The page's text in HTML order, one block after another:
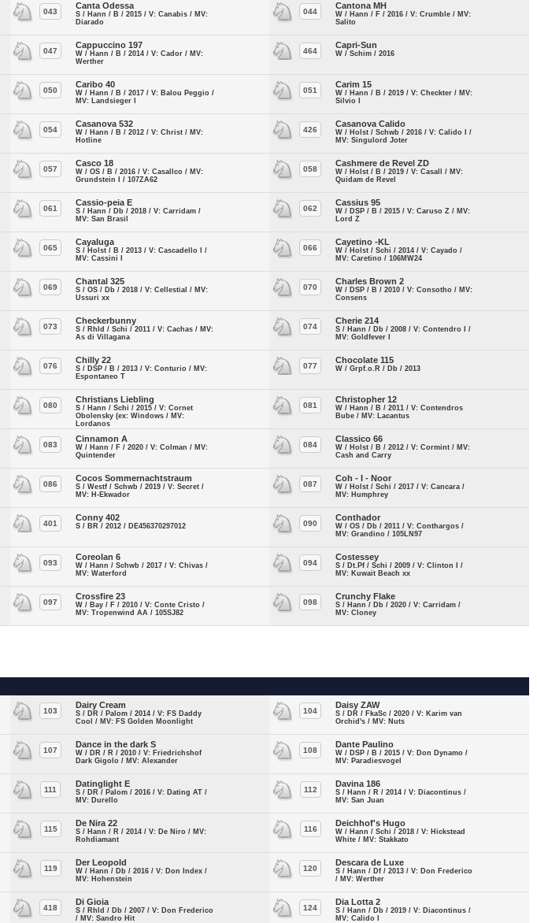
043
Canta Odessa
S / Hann / B / 2015 / V: Canabis / MV:
Diarado
044
Cantona MH
W / Hann / F / 2016 / V: Crumble / MV:
Salito
047
Cappuccino 197
W / Hann / B / 2014 / V: Cador / MV:
Werther
464
Capri-Sun
W / Schim / 2016
050
Caribo 40
W / Hann / B / 2017 / V: Balou Peggio /
MV: Landsieger I
051
Carim 15
W / Hann / B / 2019 / V: Checkter / MV:
Silvio I
054
Casanova 532
W / Hann / B / 2012 / V: Christ / MV:
Hotline
426
Casanova Calido
W / Holst / Schwb / 2016 / V: Calido I /
MV: Singulord Joter
057
Casco 18
W / OS / B / 2016 / V: Casallco / MV:
Grundstein I / 107ZA62
058
Cashmere de Revel ZD
W / Holst / B / 2019 / V: Casall / MV:
Quidam de Revel
061
Cassio-peia E
S / Hann / Db / 2018 / V: Carridam /
MV: San Brasil
062
Cassius 95
W / DSP / B / 2015 / V: Caruso Z / MV:
Lord Z
065
Cayaluga
S / Holst / B / 2013 / V: Cascadello I /
MV: Cassini I
066
Cayetino -KL
W / Holst / Schi / 2014 / V: Cayado /
MV: Caretino / 106MW24
069
Chantal 325
S / OS / Db / 2018 / V: Cellestial / MV:
Ussuri xx
070
Charles Brown 2
W / DSP / B / 2010 / V: Consotho / MV:
Consens
073
Checkerbunny
S / Rhld / Schi / 2011 / V: Cachas / MV:
As di Villagana
074
Cherie 214
S / Hann / Db / 2008 / V: Contendro I /
MV: Goldfever I
076
Chilly 22
S / DSP / B / 2013 / V: Conturio / MV:
Espontaneo T
077
Chocolate 115
W / Grpf.o.R / Db / 2013
080
Christians Liebling
S / Hann / Schi / 2015 / V: Cornet
Obolensky (ex: Windows / MV:
Lordanos
081
Christopher 12
W / Hann / B / 2011 / V: Contendros
Bube / MV: Lacantus
083
Cinnamon A
W / Hann / F / 2020 / V: Colman / MV:
Quintender
084
Classico 66
W / Holst / B / 2012 / V: Cormint / MV:
Cash and Carry
086
Cocos Sommernachtstraum
S / Westf / Schwb / 2019 / V: Secret /
MV: H-Ekwador
087
Coh - I - Noor
W / Holst / Schi / 2017 / V: Cancara /
MV: Humphrey
401
Conny 402
S / BR / 2012 / DE456370297012 090
Conthador
W / OS / Db / 2011 / V: Conthargos /
MV: Grandino / 105LN97
093
Coreolan 6
W / Hann / Schwb / 2017 / V: Chivas /
MV: Waterford
094
Costessey
S / Dt.Pf / Schi / 2009 / V: Clinton I /
MV: Kuwait Beach xx
097
Crossfire 23
W / Bay / F / 2010 / V: Conte Cristo /
MV: Tropenwind AA / 105SJ82
098
Crunchy Flake
S / Hann / Db / 2020 / V: Carridam /
MV: Cloney
103
Dairy Cream
S / DR / Palom / 2014 / V: FS Daddy
Cool / MV: FS Golden Moonlight
104
Daisy ZAW
S / DR / FkaSc / 2020 / V: Karim van
Orchid's / MV: Nuts
107
Dance in the dark S
W / DR / R / 2010 / V: Friedrichshof
Dark Gigolo / MV: Alexander
108
Dante Paulino
W / DSP / B / 2015 / V: Don Dynamo /
MV: Paradiesvogel
111
Datinglight E
S / DR / Palom / 2016 / V: Dating AT /
MV: Durello
112
Davina 186
S / Hann / R / 2014 / V: Diacontinus /
MV: San Juan
115
De Nira 22
S / Hann / R / 2014 / V: De Niro / MV:
Rohdiamant
116
Deichhof's Hugo
W / Hann / Schi / 2018 / V: Hickstead
White / MV: Stakkato
119
Der Leopold
W / Hann / Db / 2016 / V: Don Index /
MV: Hohenstein
120
Descara de Luxe
S / Hann / Df / 2013 / V: Don Frederico
/ MV: Werther
418
Di Gioia
S / Rhld / Db / 2007 / V: Don Frederico
/ MV: Sandro Hit
124
Dia Lotta 2
S / Hann / Db / 2019 / V: Diacontinus /
MV: Calido I